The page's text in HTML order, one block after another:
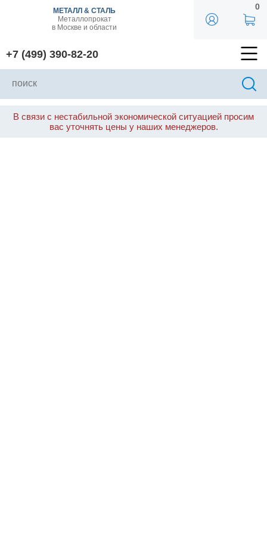
МЕТАЛЛ & СТАЛЬ
Металлопрокат
в Москве и области
+7 (499) 390-82-20
0
В связи с нестабильной экономической ситуацией просим
вас уточнять цены у наших менеджеров.